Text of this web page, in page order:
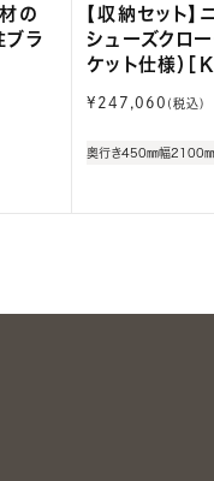
の
ブラ
【収納セット
シューズクロ
ケット仕様）
通
格
¥247,060 (税込)
奥行き450㎜幅2100